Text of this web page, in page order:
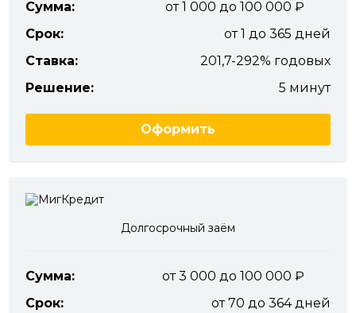
Сумма:
от 1 000 до 100 000
Срок:
от 1 до 365 дней
Ставка:
201,7-292% годовых
Решение:
5 минут
Оформить
Долгосрочный заём
Сумма:
от 3 000 до 100 000
Срок:
от 70 до 364 дней